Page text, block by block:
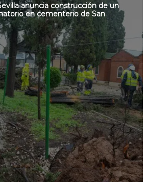
anuncia construcción de un
en cementerio de San